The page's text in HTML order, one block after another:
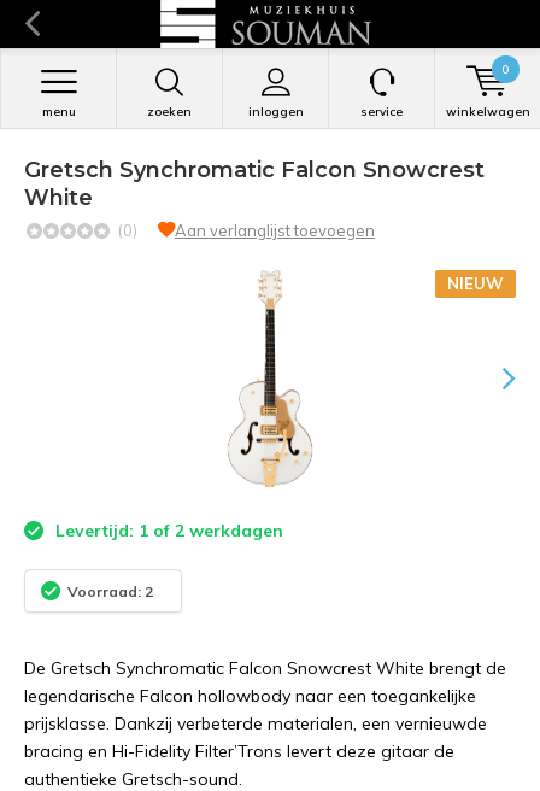
zoeken inloggen
menu service winkelwagen
0
Gretsch Synchromatic Falcon Snowcrest
White
(0) Aan verlanglijst toevoegen
NIEUW
Levertijd: 1 of 2 werkdagen
Voorraad: 2
De Gretsch Synchromatic Falcon Snowcrest White brengt de
legendarische Falcon hollowbody naar een toegankelijke
prijsklasse. Dankzij verbeterde materialen, een vernieuwde
bracing en Hi-Fidelity Filter’Trons levert deze gitaar de
authentieke Gretsch-sound.